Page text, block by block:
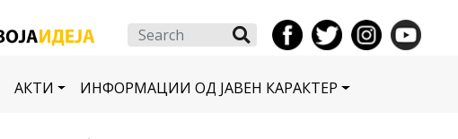
Search
АКТИ ИНФОРМАЦИИ ОД ЈАВЕН КАРАКТЕР